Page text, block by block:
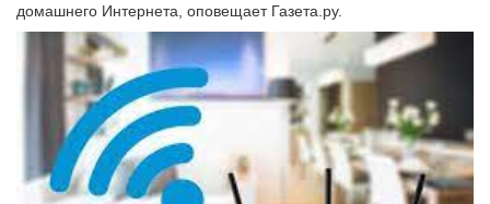
домашнего Интернета, оповещает Газета.ру.